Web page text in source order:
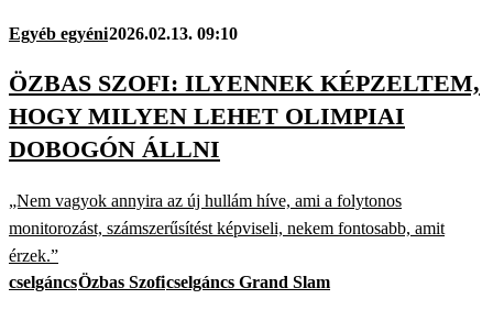
Egyéb egyéni2026.02.13. 09:10
ÖZBAS SZOFI: ILYENNEK KÉPZELTEM,
HOGY MILYEN LEHET OLIMPIAI
DOBOGÓN ÁLLNI
„Nem vagyok annyira az új hullám híve, ami a folytonos
monitorozást, számszerűsítést képviseli, nekem fontosabb, amit
érzek.”
cselgáncsÖzbas Szoficselgáncs Grand Slam